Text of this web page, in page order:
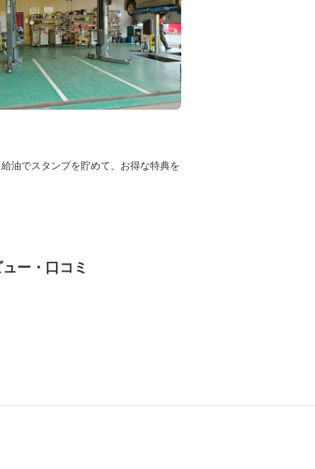
油でスタンプを貯めて、お得な特典を
ー・口コミ